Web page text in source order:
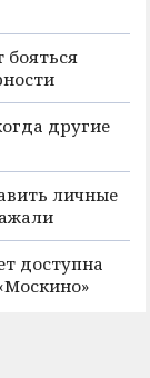
бояться
другие
личные
доступна